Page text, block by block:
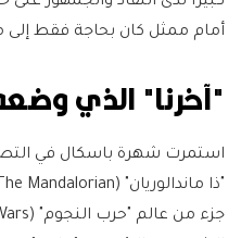
أمام ممثل كان بحاجة فقط إلى
"آخرنا" الذي
استمرت شهرة باسكال في